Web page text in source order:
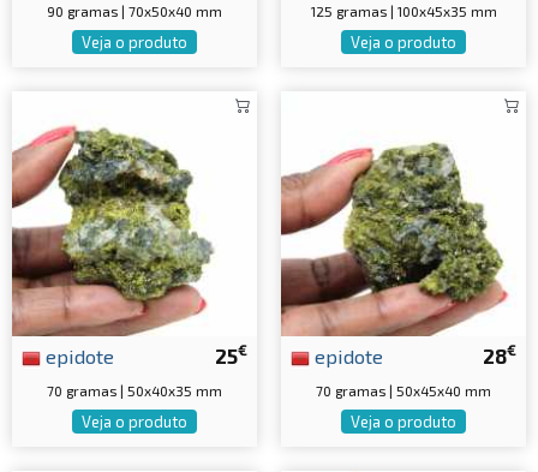
90 gramas | 70x50x40 mm
Veja o produto
125 gramas | 100x45x35 mm
Veja o produto
25€
epidote
70 gramas | 50x40x35 mm
Veja o produto
28€
epidote
70 gramas | 50x45x40 mm
Veja o produto